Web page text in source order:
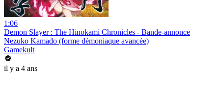
1:06
Demon Slayer : The Hinokami Chronicles - Bande-annonce
Nezuko Kamado (forme démoniaque avancée)
Gamekult
il y a 4 ans